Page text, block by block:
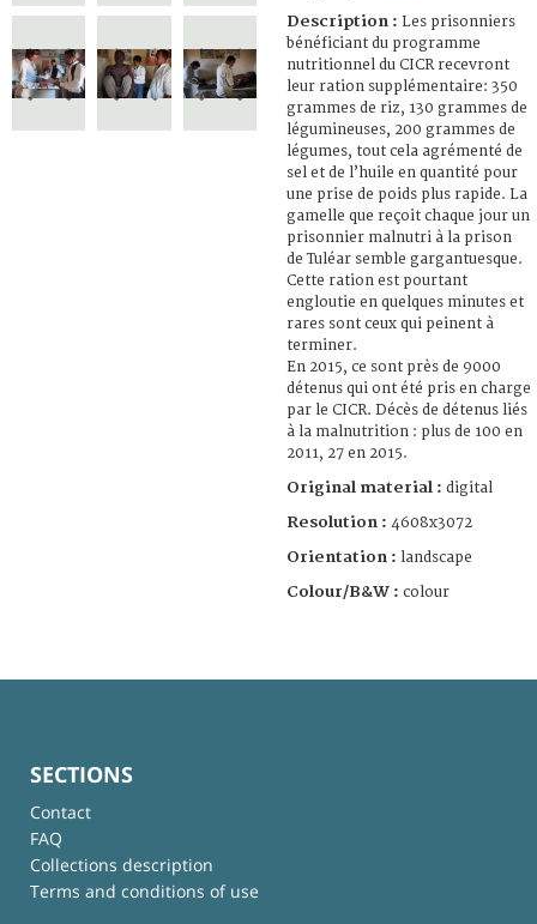
Description : Les prisonniers
bénéficiant du programme
nutritionnel du CICR recevront
leur ration supplémentaire: 350
grammes de riz, 130 grammes de
légumineuses, 200 grammes de
légumes, tout cela agrémenté de
sel et de l’huile en quantité pour
une prise de poids plus rapide. La
gamelle que reçoit chaque jour un
prisonnier malnutri à la prison
de Tuléar semble gargantuesque.
Cette ration est pourtant
engloutie en quelques minutes et
rares sont ceux qui peinent à
terminer.
En 2015, ce sont près de 9000
détenus qui ont été pris en charge
par le CICR. Décès de détenus liés
à la malnutrition : plus de 100 en
2011, 27 en 2015.
Original material : digital
Resolution : 4608x3072
Orientation : landscape
Colour/B&W : colour
SECTIONS
Contact
FAQ
Collections description
Terms and conditions of use